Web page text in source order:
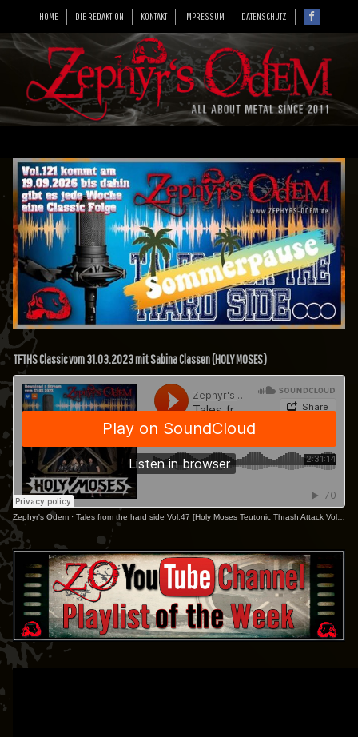
HOME DIE REDAKTION KONTAKT IMPRESSUM DATENSCHUTZ
TFTHS Classic vom 31.03.2023 mit Sabina Classen (HOLY MOSES)
Zephyr's Odem · Tales from the hard side Vol.47 [Holy Moses Teutonic Thrash Attack Vol.2]